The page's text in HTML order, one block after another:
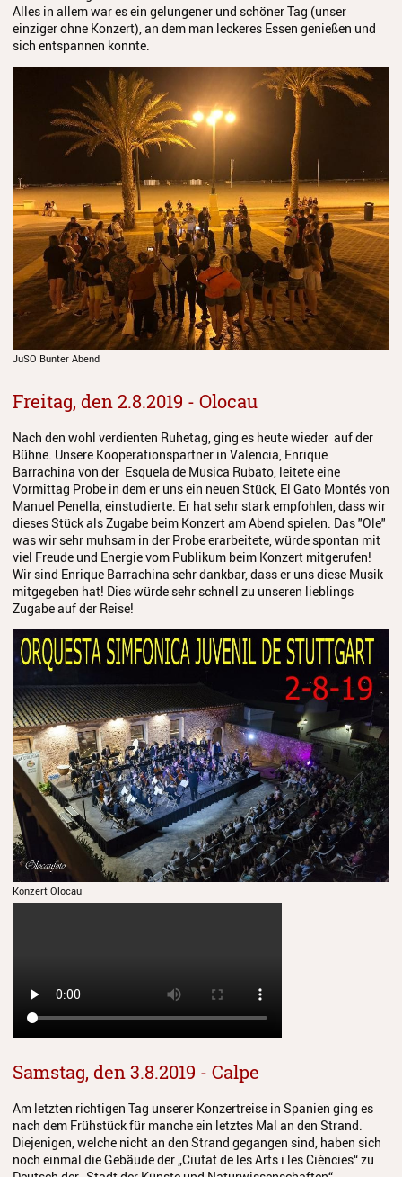
Alles in allem war es ein gelungener und schöner Tag (unser
einziger ohne Konzert), an dem man leckeres Essen genießen und
sich entspannen konnte.
JuSO Bunter Abend
Freitag, den 2.8.2019 - Olocau
Nach den wohl verdienten Ruhetag, ging es heute wieder auf der
Bühne. Unsere Kooperationspartner in Valencia, Enrique
Barrachina von der Esquela de Musica Rubato, leitete eine
Vormittag Probe in dem er uns ein neuen Stück, El Gato Montés von
Manuel Penella, einstudierte. Er hat sehr stark empfohlen, dass wir
dieses Stück als Zugabe beim Konzert am Abend spielen. Das "Ole"
was wir sehr muhsam in der Probe erarbeitete, würde spontan mit
viel Freude und Energie vom Publikum beim Konzert mitgerufen!
Wir sind Enrique Barrachina sehr dankbar, dass er uns diese Musik
mitgegeben hat! Dies würde sehr schnell zu unseren lieblings
Zugabe auf der Reise!
Konzert Olocau
Samstag, den 3.8.2019 - Calpe
Am letzten richtigen Tag unserer Konzertreise in Spanien ging es
nach dem Frühstück für manche ein letztes Mal an den Strand.
Diejenigen, welche nicht an den Strand gegangen sind, haben sich
noch einmal die Gebäude der „Ciutat de les Arts i les Ciències“ zu